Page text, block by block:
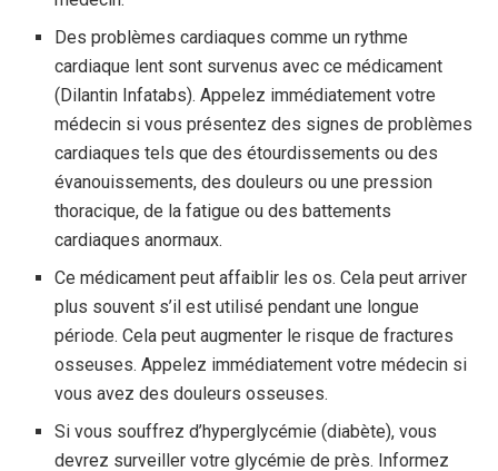
Des problèmes cardiaques comme un rythme
cardiaque lent sont survenus avec ce médicament
(Dilantin Infatabs). Appelez immédiatement votre
médecin si vous présentez des signes de problèmes
cardiaques tels que des étourdissements ou des
évanouissements, des douleurs ou une pression
thoracique, de la fatigue ou des battements
cardiaques anormaux.
Ce médicament peut affaiblir les os. Cela peut arriver
plus souvent s’il est utilisé pendant une longue
période. Cela peut augmenter le risque de fractures
osseuses. Appelez immédiatement votre médecin si
vous avez des douleurs osseuses.
Si vous souffrez d’hyperglycémie (diabète), vous
devrez surveiller votre glycémie de près. Informez